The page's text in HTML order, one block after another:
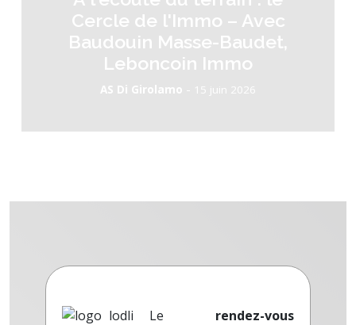
Cercle de l'Immo – Avec
Baudouin Masse-Baudet,
Leboncoin Immo
AS Di Girolamo - 15 juin 2026
Le rendez-vous